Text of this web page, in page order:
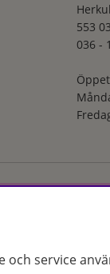
553
036 -
och
och Malmö.
service